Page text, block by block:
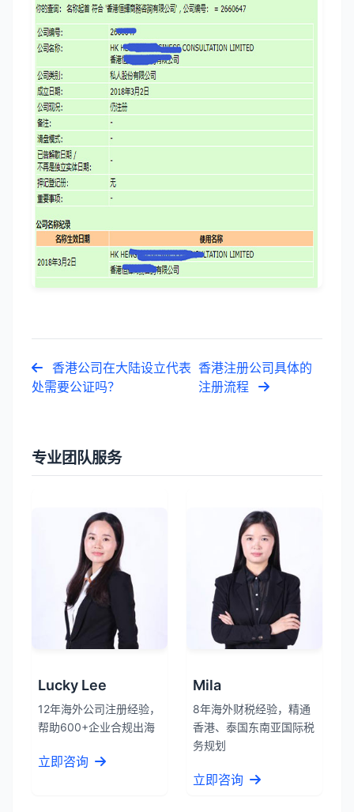
香港公司在大陆设立代表
处需要公证吗？
香港注册公司具体的
注册流程
专业团队服务
Lucky Lee
12年海外公司注册经验，
帮助600+企业合规出海
立即咨询
Mila
8年海外财税经验，精通
香港、泰国东南亚国际税
务规划
立即咨询